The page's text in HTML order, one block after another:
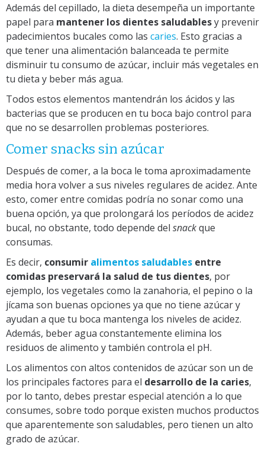
Además del cepillado, la dieta desempeña un importante
papel para mantener los dientes saludablesy prevenir
padecimientos bucales como las caries. Esto gracias a
que tener una alimentación balanceada te permite
disminuir tu consumo de azúcar, incluir más vegetales en
tu dieta y beber más agua.
Todos estos elementos mantendrán los ácidos y las
bacterias que se producen en tu boca bajo control para
que no se desarrollen problemas posteriores.
Comer snacks sin azúcar
Después de comer, a la boca le toma aproximadamente
media hora volver a sus niveles regulares de acidez. Ante
esto, comer entre comidas podría no sonar como una
buena opción, ya que prolongará los períodos de acidez
bucal, no obstante, todo depende del snackque
consumas.
Es decir, consumir alimentos saludables entre
comidas preservará la salud de tus dientes, por
ejemplo, los vegetales como la zanahoria, el pepino o la
jícama son buenas opciones ya que no tiene azúcar y
ayudan a que tu boca mantenga los niveles de acidez.
Además, beber agua constantemente elimina los
residuos de alimento y también controla el pH.
Los alimentos con altos contenidos de azúcar son un de
los principales factores para el desarrollo de la caries,
por lo tanto, debes prestar especial atención a lo que
consumes, sobre todo porque existen muchos productos
que aparentemente son saludables, pero tienen un alto
grado de azúcar.